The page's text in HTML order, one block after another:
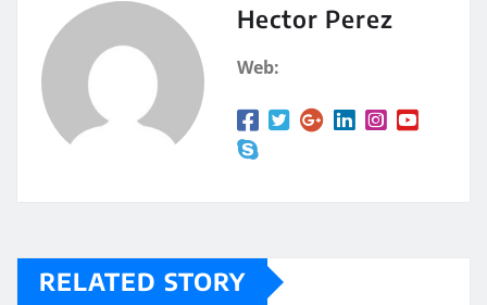
A
p
rt
Hector Perez
Web:
RELATED STORY